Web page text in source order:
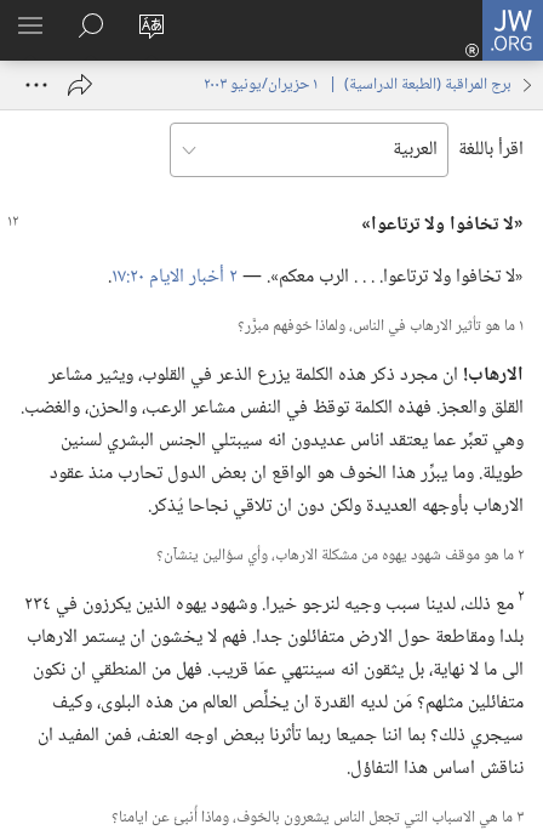
JW.ORG
تغيير
الموقع
تسجيل
الدخول
نافذة
البحث
في
JW.‎ORG
برج المراقبة (‏الطبعة الدراسية)‏ | ‏‎ ١‏ ‏‎حزيران/يونيو‏ ‎٢٠٠٣
اقرأ باللغة
‏«لا تخافوا ولا ترتاعوا»‏
‏«لا تخافوا ولا ترتاعوا.‏ .‏ .‏ .‏ الرب معكم».‏ —‏٢ أخبار الايام ٢٠:‏١٧ ‏.‏
١ ما هو تأثير الارهاب في الناس،‏ ولماذا خوفهم مبرَّر؟‏
الارهاب!‏ ان مجرد ذكر هذه الكلمة يزرع الذعر في القلوب،‏ ويثير مشاعر
القلق والعجز.‏ فهذه الكلمة توقظ في النفس مشاعر الرعب،‏ والحزن،‏ والغضب.‏
وهي تعبِّر عما يعتقد اناس عديدون انه سيبتلي الجنس البشري لسنين
طويلة.‏ وما يبرِّر هذا الخوف هو الواقع ان بعض الدول تحارب منذ عقود
الارهاب بأوجهه العديدة ولكن دون ان تلاقي نجاحا يُذكر.‏
٢ ما هو موقف شهود يهوه من مشكلة الارهاب،‏ وأي سؤالين ينشآن؟‏
٢
مع ذلك،‏ لدينا سبب وجيه لنرجو خيرا.‏ وشهود يهوه الذين يكرزون في ٢٣٤
بلدا ومقاطعة حول الارض متفائلون جدا.‏ فهم لا يخشون ان يستمر الارهاب
الى ما لا نهاية،‏ بل يثقون انه سينتهي عمّا قريب.‏ فهل من المنطقي ان نكون
متفائلين مثلهم؟‏ مَن لديه القدرة ان يخلِّص العالم من هذه البلوى،‏ وكيف
سيجري ذلك؟‏ بما اننا جميعا ربما تأثرنا ببعض اوجه العنف،‏ فمن المفيد ان
نناقش اساس هذا التفاؤل.‏
٣ ما هي الاسباب التي تجعل الناس يشعرون بالخوف،‏ وماذا أُنبئ عن ايامنا؟‏